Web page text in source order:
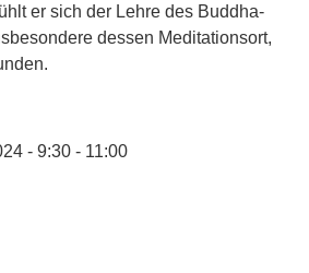
er sich der Lehre des Buddha-
dessen Meditationsort,
- 9:30 - 11:00